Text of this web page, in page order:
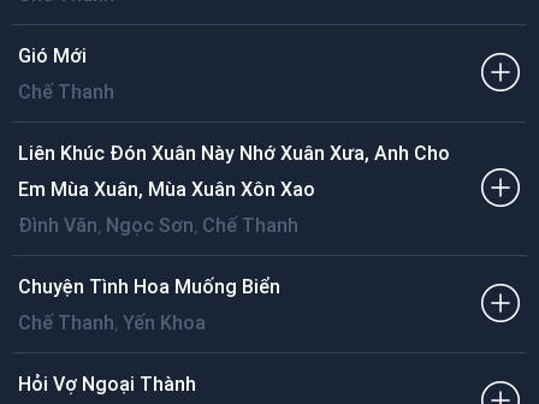
Gió Mới
Chế Thanh
Liên Khúc Đón Xuân Này Nhớ Xuân Xưa, Anh Cho
Em Mùa Xuân, Mùa Xuân Xôn Xao
Đình Văn, Ngọc Sơn, Chế Thanh
Chuyện Tình Hoa Muống Biển
Chế Thanh, Yến Khoa
Hỏi Vợ Ngoại Thành